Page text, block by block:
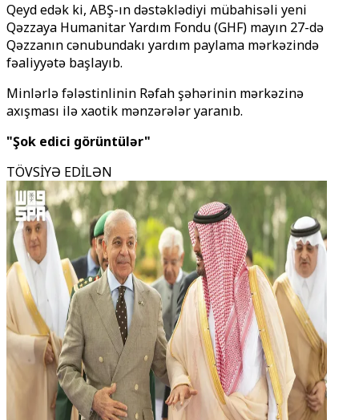
Qeyd edək ki, ABŞ-ın dəstəklədiyi mübahisəli yeni
Qəzzaya Humanitar Yardım Fondu (GHF) mayın 27-də
Qəzzanın cənubundakı yardım paylama mərkəzində
fəaliyyətə başlayıb.
Minlərlə fələstinlinin Rəfah şəhərinin mərkəzinə
axışması ilə xaotik mənzərələr yaranıb.
"Şok edici görüntülər"
TÖVSİYƏ EDİLƏN